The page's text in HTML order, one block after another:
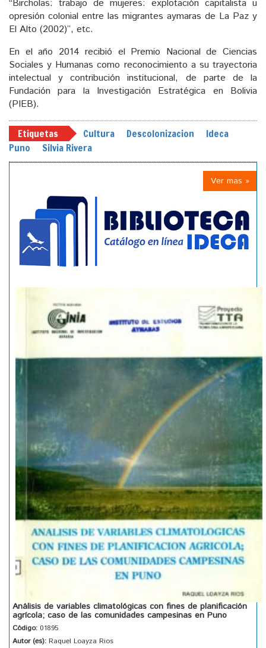
“Bircholas: trabajo de mujeres: explotación capitalista u
opresión colonial entre las migrantes aymaras de La Paz y
El Alto (2002)”, etc.
En el año 2014 recibió el Premio Nacional de Ciencias
Sociales y Humanas como reconocimiento a su trayectoria
intelectual y contribución institucional, de parte de la
Fundación para la Investigación Estratégica en Bolivia
(PIEB).
Etiquetas Cultura Descolonizacion
Ideca
Puno
Silvia Rivera
Ver mas »
Análisis de variables climatológicas con fines de planificación
agrícola; caso de las comunidades campesinas en Puno
Código: 01895
Autor (es): Raquel Loayza Rios